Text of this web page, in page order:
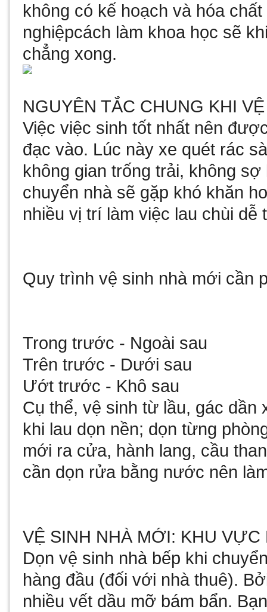
không có kế hoạch và hóa
nghiệpcách làm khoa học sẽ
chẳng xong.
NGUYÊN TẮC CHUNG KHI
Việc việc sinh tốt nhất nên
đạc vào. Lúc nàyxe quét rác
không gian trống trải, không
chuyển nhà sẽ gặp khó khăn
nhiều vị trí làm việc lau chùi dễ
Quy trình vệ sinh nhà mới cần
Trong trước - Ngoài sau
Trên trước - Dưới sau
Ướt trước - Khô sau
Cụ thể, vệ sinh từ lầu, gác
khi lau dọn nền; dọn từng
mới ra cửa, hành lang, cầu
cần dọn rửa bằng nước nên
VỆ SINH NHÀ MỚI: KHU VỰC
Dọn vệ sinh nhà bếp khi
hàng đầu (đối với nhà thuê).
nhiều vết dầu mỡ bám bẩn.